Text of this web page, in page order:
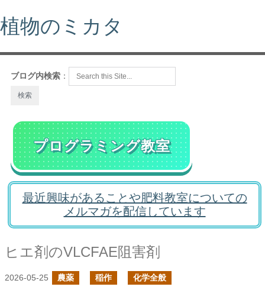
植物のミカタ
ブログ内検索 ：
プログラミング教室
最近興味があることや肥料教室についての
メルマガを配信しています
ヒエ剤のVLCFAE阻害剤
2026-05-25 農薬 稲作 化学全般